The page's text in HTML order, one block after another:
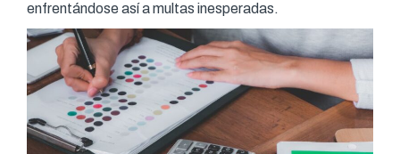
enfrentándose así a multas inesperadas.